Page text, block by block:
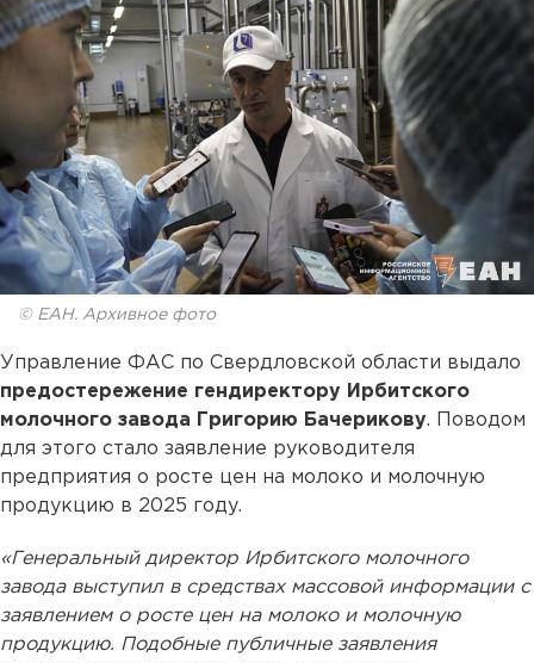
© ЕАН. Архивное фото
Управление ФАС по Свердловской области выдало
предостережение гендиректору Ирбитского
молочного завода Григорию Бачерикову. Поводом
для этого стало заявление руководителя
предприятия о росте цен на молоко и молочную
продукцию в 2025 году.
«Генеральный директор Ирбитского молочного
завода выступил в средствах массовой информации с
заявлением о росте цен на молоко и молочную
продукцию. Подобные публичные заявления